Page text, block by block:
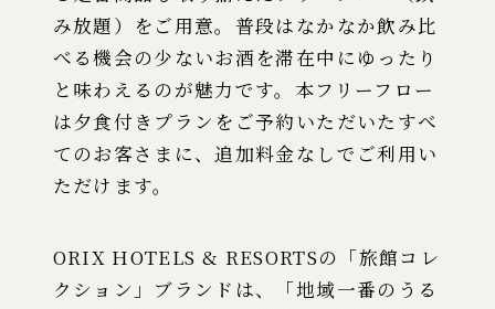
み放題）をご用意。普段はなかなか飲み比
べる機会の少ないお酒を滞在中にゆったり
と味わえるのが魅力です。本フリーフロー
は夕食付きプランをご予約いただいたすべ
てのお客さまに、追加料金なしでご利用い
ただけます。
ORIX HOTELS & RESORTSの「旅館コレ
クション」ブランドは、「地域一番のうる